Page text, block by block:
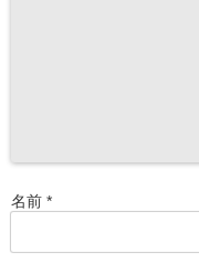
名前 *